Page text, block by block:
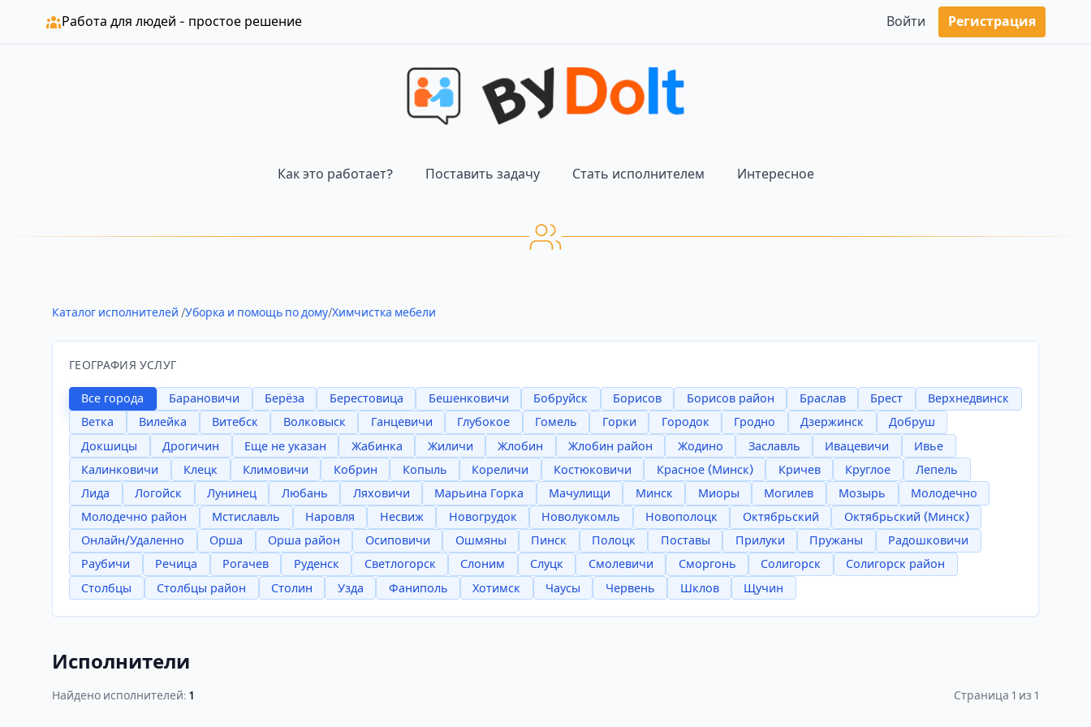
Работа для людей - простое решение Войти Регистрация
Как это работает? Поставить задачу Стать исполнителем Интересное
Каталог исполнителей /Уборка и помощь по дому/Химчистка мебели
ГЕОГРАФИЯ УСЛУГ
Все города Барановичи Берёза Берестовица Бешенковичи Бобруйск Борисов Борисов район Браслав Брест
Верхнедвинск
Ветка
Вилейка Витебск Волковыск Ганцевичи Глубокое Гомель Горки Городок Гродно Дзержинск
Добруш
Докшицы
Дрогичин Еще не указан Жабинка Жиличи Жлобин Жлобин район Жодино Заславль Ивацевичи
Ивье
Калинковичи
Клецк Климовичи Кобрин Копыль Кореличи Костюковичи Красное (Минск) Кричев Круглое
Лепель
Лида
Логойск Лунинец Любань Ляховичи Марьина Горка Мачулищи Минск Миоры Могилев Мозырь
Молодечно
Молодечно район
Мстиславль Наровля Несвиж Новогрудок Новолукомль Новополоцк Октябрьский
Октябрьский (Минск)
Онлайн/Удаленно
Орша Орша район Осиповичи Ошмяны Пинск Полоцк Поставы Прилуки Пружаны
Радошковичи
Раубичи
Речица Рогачев Руденск Светлогорск Слоним Слуцк Смолевичи Сморгонь Солигорск
Солигорск район
Столбцы
Столбцы район Столин Узда Фаниполь Хотимск Чаусы Червень Шклов Щучин
Исполнители
Найдено исполнителей: 1 Страница 1 из 1